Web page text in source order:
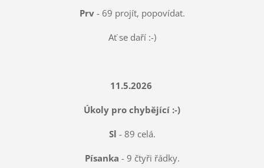
Prv- 69 projít, popovídat.
Ať se daří :-)
11.5.2026
Úkoly pro chybějící :-)
Sl - 89 celá.
Písanka - 9 čtyři řádky.